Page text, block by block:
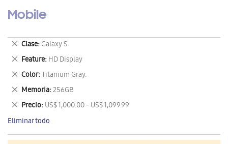
Mobile
Clase Galaxy S
Eliminar
este
artículo
Feature HD Display
Eliminar
este
artículo
Color Titanium Gray.
Eliminar
este
artículo
Memoria 256GB
Eliminar
este
artículo
Precio US$ 1,000.00 - US$ 1,099.99
Eliminar
este
artículo
Eliminar todo